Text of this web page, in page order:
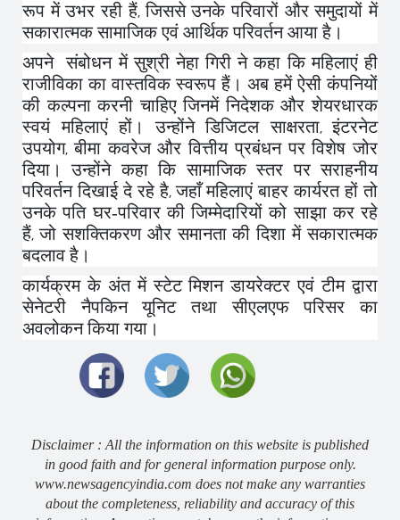
रूप में उभर रही हैं,जिससे उनके परिवारों और समुदायों में
सकारात्मक सामाजिक एवं आर्थिक परिवर्तन आया है।
अपने संबोधन में सुश्री नेहा गिरी ने कहा कि महिलाएं ही
राजीविका का वास्तविक स्वरूप हैं। अब हमें ऐसी कंपनियों
की कल्पना करनी चाहिए जिनमें निदेशक और शेयरधारक
स्वयं महिलाएं हों। उन्होंने डिजिटल साक्षरता,इंटरनेट
उपयोग,बीमा कवरेज और वित्तीय प्रबंधन पर विशेष जोर
दिया। उन्होंने कहा कि सामाजिक स्तर पर सराहनीय
परिवर्तन दिखाई दे रहे है,जहाँ महिलाएं बाहर कार्यरत हों तो
उनके पति घर-परिवार की जिम्मेदारियों को साझा कर रहे
हैं,जो सशक्तिकरण और समानता की दिशा में सकारात्मक
बदलाव है।
कार्यक्रम के अंत में स्टेट मिशन डायरेक्टर एवं टीम द्वारा
सेनेटरी नैपकिन यूनिट तथा सीएलएफ परिसर का
अवलोकन किया गया।
Disclaimer : All the information on this website is published
in good faith and for general information purpose only.
www.newsagencyindia.com does not make any warranties
about the completeness, reliability and accuracy of this